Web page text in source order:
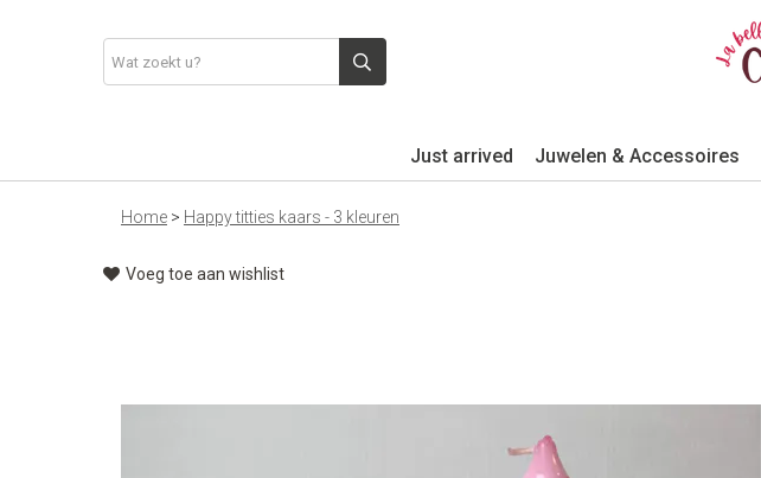
Just arrived Juwelen & Accessoires
Home > Happy titties kaars - 3 kleuren
Voeg toe aan wishlist